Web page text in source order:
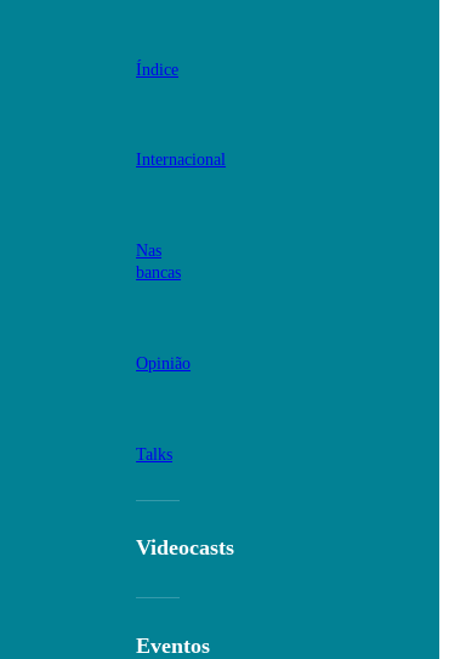
Índice
Internacional
Nas
bancas
Opinião
Talks
Videocasts
Eventos